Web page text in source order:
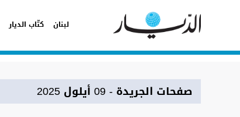
لبنان كتّاب الديار
صفحات الجريدة- 09 أيلول 2025